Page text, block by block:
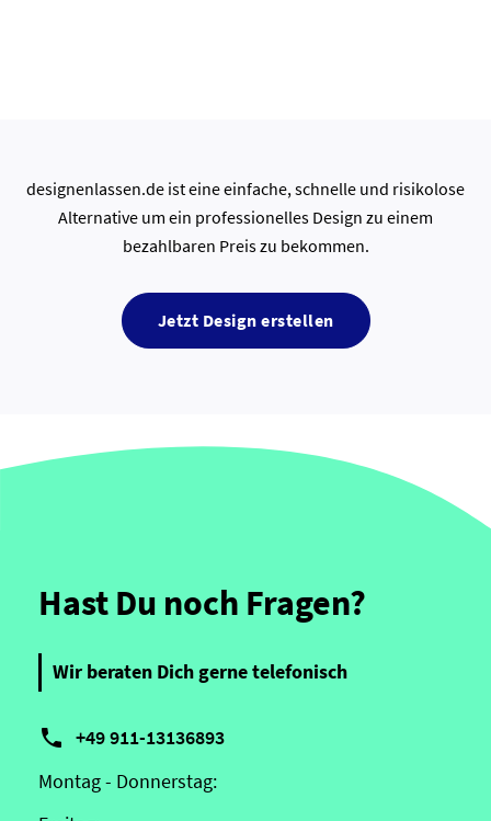
designenlassen.de ist eine einfache, schnelle und risikolose
Alternative um ein professionelles Design zu einem
bezahlbaren Preis zu bekommen.
Jetzt Design erstellen
Hast Du noch Fragen?
Wir beraten Dich gerne telefonisch
 +49 911-13136893
Montag - Donnerstag: